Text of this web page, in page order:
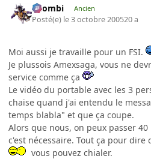
XZombi Ancien
Posté(e) le 3 octobre 200520 a
Moi aussi je travaille pour un FSI.
Je plussois Amexsaga, vous ne
service comme ça
Le vidéo du portable avec les 3
chaise quand j'ai entendu le
temps blabla" et que ça coupe.
Alors que nous, on peux passer
c'est nécessaire. Tout ça pour dire
vous pouvez chialer.